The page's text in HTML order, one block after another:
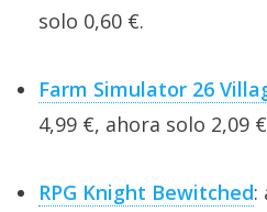
solo 0,60 €.
Farm Simulator 26
4,99 €, ahora solo 2,09
RPG Knight Bewitched: